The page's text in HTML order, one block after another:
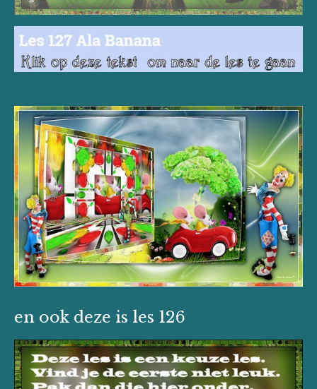
en ook deze is les 126